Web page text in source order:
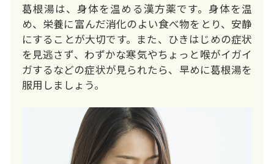
葛根湯は、身体を温める漢方薬です。身体を温
め、栄養に富んだ消化のよい食べ物をとり、安静
にすることが大切です。また、ひきはじめの症状
を見逃さず、わずかな寒気やちょっと喉がイガイ
ガするなどの症状が見られたら、早めに葛根湯を
服用しましょう。